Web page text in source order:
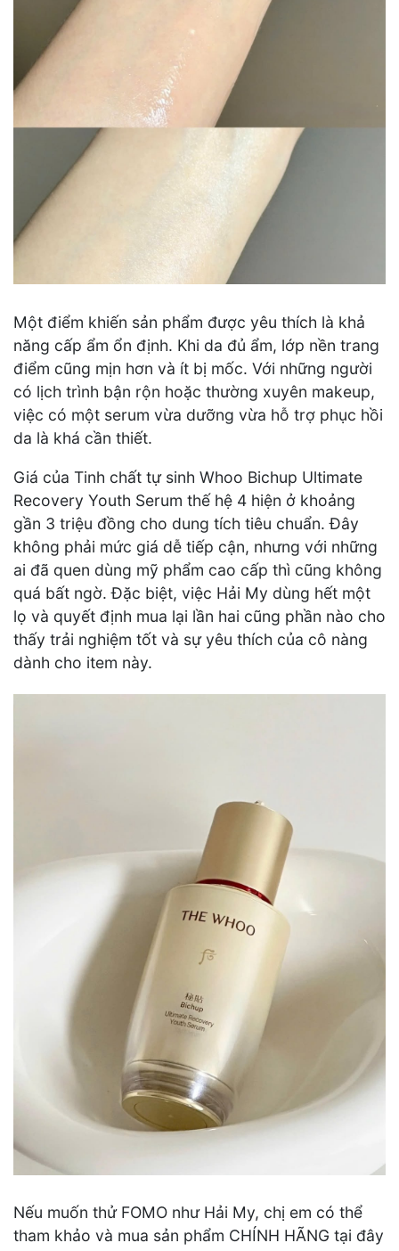
Một điểm khiến sản phẩm được yêu thích là khả
năng cấp ẩm ổn định. Khi da đủ ẩm, lớp nền trang
điểm cũng mịn hơn và ít bị mốc. Với những người
có lịch trình bận rộn hoặc thường xuyên makeup,
việc có một serum vừa dưỡng vừa hỗ trợ phục hồi
da là khá cần thiết.
Giá của Tinh chất tự sinh Whoo Bichup Ultimate
Recovery Youth Serum thế hệ 4 hiện ở khoảng
gần 3 triệu đồng cho dung tích tiêu chuẩn. Đây
không phải mức giá dễ tiếp cận, nhưng với những
ai đã quen dùng mỹ phẩm cao cấp thì cũng không
quá bất ngờ. Đặc biệt, việc Hải My dùng hết một
lọ và quyết định mua lại lần hai cũng phần nào cho
thấy trải nghiệm tốt và sự yêu thích của cô nàng
dành cho item này.
Nếu muốn thử FOMO như Hải My, chị em có thể
tham khảo và mua sản phẩm CHÍNH HÃNG tại đây